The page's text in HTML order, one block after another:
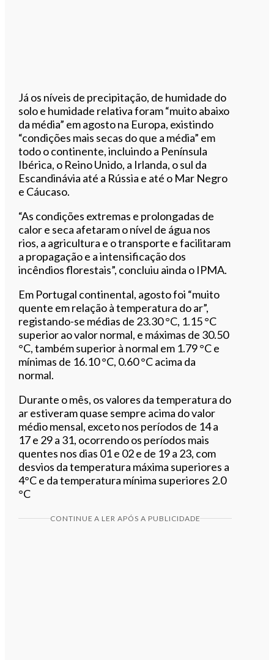
Já os níveis de precipitação, de humidade do
solo e humidade relativa foram “muito abaixo
da média” em agosto na Europa, existindo
“condições mais secas do que a média” em
todo o continente, incluindo a Península
Ibérica, o Reino Unido, a Irlanda, o sul da
Escandinávia até a Rússia e até o Mar Negro
e Cáucaso.
“As condições extremas e prolongadas de
calor e seca afetaram o nível de água nos
rios, a agricultura e o transporte e facilitaram
a propagação e a intensificação dos
incêndios florestais”, concluiu ainda o IPMA.
Em Portugal continental, agosto foi “muito
quente em relação à temperatura do ar”,
registando-se médias de 23.30 °C, 1.15 °C
superior ao valor normal, e máximas de 30.50
°C, também superior à normal em 1.79 °C e
mínimas de 16.10 °C, 0.60 °C acima da
normal.
Durante o mês, os valores da temperatura do
ar estiveram quase sempre acima do valor
médio mensal, exceto nos períodos de 14 a
17 e 29 a 31, ocorrendo os períodos mais
quentes nos dias 01 e 02 e de 19 a 23, com
desvios da temperatura máxima superiores a
4°C e da temperatura mínima superiores 2.0
°C
CONTINUE A LER APÓS A PUBLICIDADE